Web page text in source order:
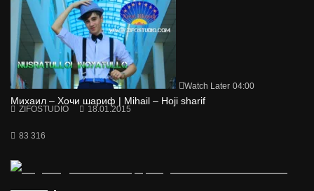
Watch Later 04:00
Михаил – Хочи шариф | Mihail – Hoji sharif
ZIFOSTUDIO 18.01.2015
83 316